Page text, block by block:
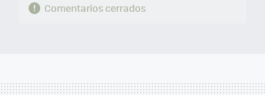
Comentarios cerrados